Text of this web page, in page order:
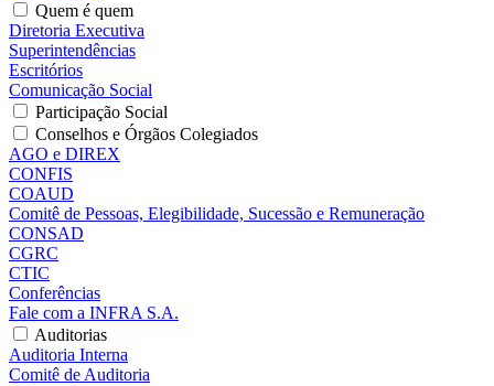
Quem é quem
Diretoria Executiva
Superintendências
Escritórios
Comunicação Social
Participação Social
Conselhos e Órgãos Colegiados
AGO e DIREX
CONFIS
COAUD
Comitê de Pessoas, Elegibilidade, Sucessão e Remuneração
CONSAD
CGRC
CTIC
Conferências
Fale com a INFRA S.A.
Auditorias
Auditoria Interna
Comitê de Auditoria